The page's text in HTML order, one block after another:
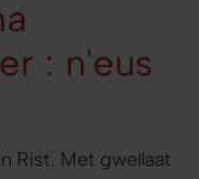
: n'eus
Rist. Met gwellaat